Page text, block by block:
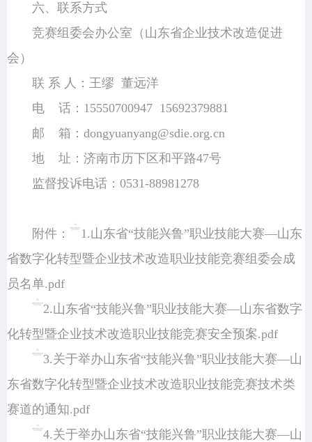
六、联系方式
竞赛组委会办公室（山东省企业技术改造促进
会）
联 系 人：王缪 董远洋
电 话：15550700947 15692379881
邮 箱：dongyuanyang@sdie.org.cn
地 址：济南市历下区和平路47号
监督投诉电话：0531-88981278
附件：
1.山东省“技能兴鲁”职业技能大赛—山东
省数字化转型暨企业技术改造职业技能竞赛组委会成
员名单.pdf
2.山东省“技能兴鲁”职业技能大赛—山东省数字
化转型暨企业技术改造职业技能竞赛安全预案.pdf
3.关于举办山东省“技能兴鲁”职业技能大赛—山
东省数字化转型暨企业技术改造职业技能竞赛技术类
赛道的通知.pdf
4.关于举办山东省“技能兴鲁”职业技能大赛—山